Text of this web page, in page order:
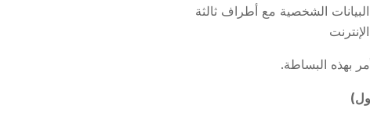
الشخصية مع أطراف ثالثة
بهذه البساطة.